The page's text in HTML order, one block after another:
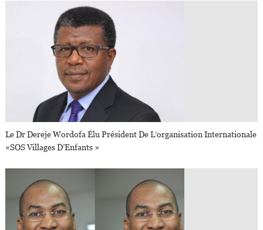
Le Dr Dereje Wordofa Élu Président De L’organisation Internationale
«SOS Villages D’Enfants »